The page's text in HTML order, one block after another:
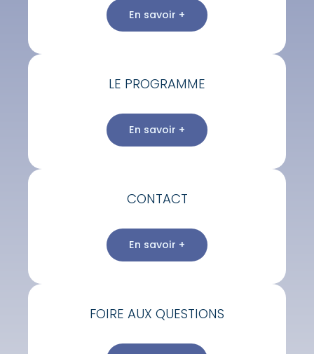
En savoir +
LE PROGRAMME
En savoir +
CONTACT
En savoir +
FOIRE AUX QUESTIONS